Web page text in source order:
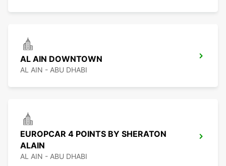
AL AIN DOWNTOWN
AL AIN - ABU DHABI
EUROPCAR 4 POINTS BY SHERATON
ALAIN
AL AIN - ABU DHABI